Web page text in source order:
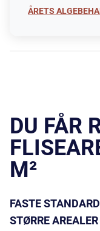
ÅRETS
DU FÅR
M²
FASTE
STØRRE AREALER